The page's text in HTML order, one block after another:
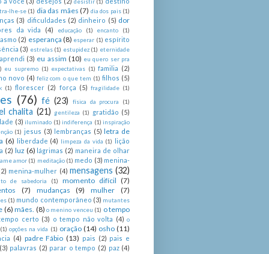
desistir (1)
lhe-se (1) dia das mães (7) dia dos pais (1)
(3) dificuldades (2) dinheiro (5) dor
da vida (4) educação (1) encanto (1)
(2) esperança (8) esperar (1) espírito
(3) estrelas (1) estupidez (1) eternidade
(3) eu assim (10) eu quero ser pra
eu supremo (1) expectativas (1) familia (2)
novo (4) feliz com o que tem (1) filhos (5)
(1) florescer (2) força (5) fragilidade (1)
(76) fé (23) física da procura (1)
chalita (21) gentileza (1) gratidão (5)
(3) iluminado (1) indiferença (1) inspiração
(1) jesus (3) lembranças (5) letra de
(6) liberdade (4) limpeza da vida (1)
lição
(2) luz (6) lágrimas (2) maneira de olhar
amor (1) meditação (1) medo (3) menina-
menina-mulher (4) mensagens (32)
de sabedoria (1) momento difícil (7)
(7) mudanças (9) mulher (7)
(1) mundo contemporâneo (3) mutantes
(6) mães. (8) o menino venceu (1) o tempo
certo (3) o tempo não volta (4) o
(1) opções na vida (1) oração (14) osho (11)
(4) padre Fábio (13) pais (2) pais e
palavras (2) parar o tempo (2) paz (4)